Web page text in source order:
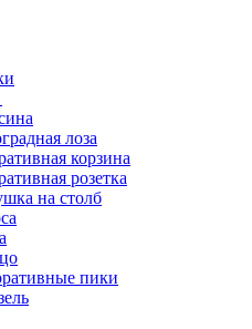
лоза
корзина
розетка
на столб
пики